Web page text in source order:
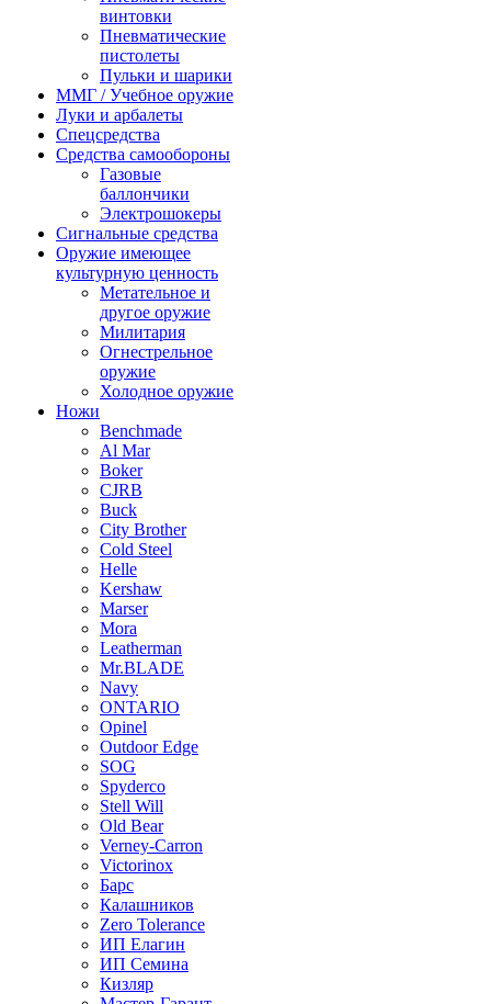
винтовки
Пневматические
пистолеты
Пульки и шарики
ММГ / Учебное оружие
Луки и арбалеты
Спецсредства
Средства самообороны
Газовые
баллончики
Электрошокеры
Сигнальные средства
Оружие имеющее
культурную ценность
Метательное и
другое оружие
Милитария
Огнестрельное
оружие
Холодное оружие
Ножи
Benchmade
Al Mar
Boker
CJRB
Buck
City Brother
Cold Steel
Helle
Kershaw
Marser
Mora
Leatherman
Mr.BLADE
Navy
ONTARIO
Opinel
Outdoor Edge
SOG
Spyderco
Stell Will
Old Bear
Verney-Carron
Victorinox
Барс
Калашников
Zero Tolerance
ИП Елагин
ИП Семина
Кизляр